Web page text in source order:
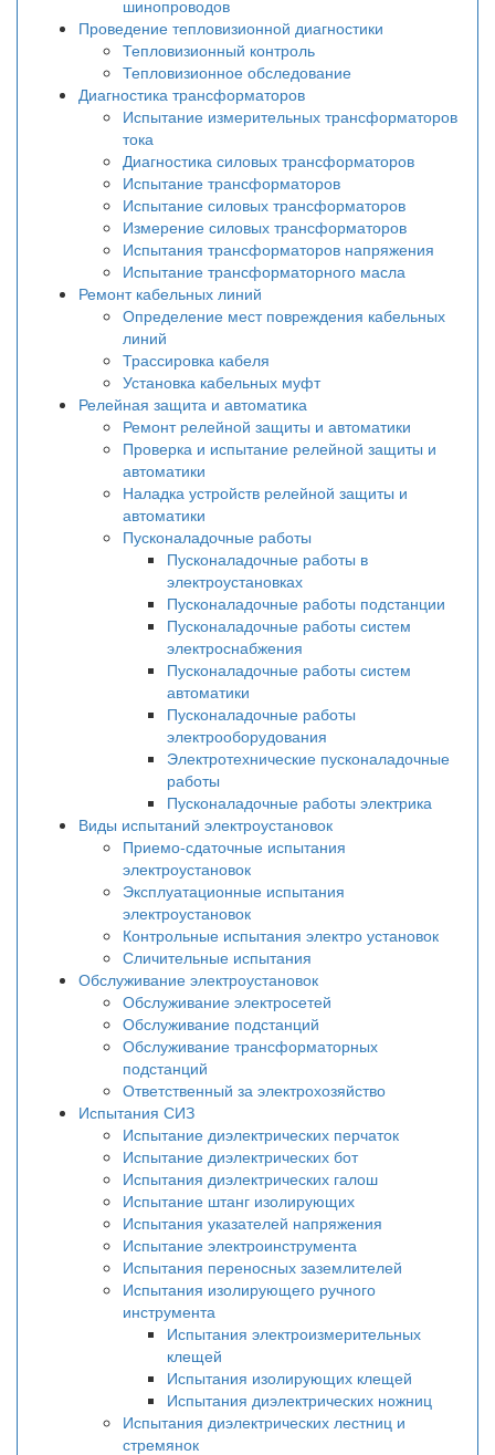
шинопроводов
Проведение тепловизионной диагностики
Тепловизионный контроль
Тепловизионное обследование
Диагностика трансформаторов
Испытание измерительных трансформаторов
тока
Диагностика силовых трансформаторов
Испытание трансформаторов
Испытание силовых трансформаторов
Измерение силовых трансформаторов
Испытания трансформаторов напряжения
Испытание трансформаторного масла
Ремонт кабельных линий
Определение мест повреждения кабельных
линий
Трассировка кабеля
Установка кабельных муфт
Релейная защита и автоматика
Ремонт релейной защиты и автоматики
Проверка и испытание релейной защиты и
автоматики
Наладка устройств релейной защиты и
автоматики
Пусконаладочные работы
Пусконаладочные работы в
электроустановках
Пусконаладочные работы подстанции
Пусконаладочные работы систем
электроснабжения
Пусконаладочные работы систем
автоматики
Пусконаладочные работы
электрооборудования
Электротехнические пусконаладочные
работы
Пусконаладочные работы электрика
Виды испытаний электроустановок
Приемо-сдаточные испытания
электроустановок
Эксплуатационные испытания
электроустановок
Контрольные испытания электро установок
Сличительные испытания
Обслуживание электроустановок
Обслуживание электросетей
Обслуживание подстанций
Обслуживание трансформаторных
подстанций
Ответственный за электрохозяйство
Испытания СИЗ
Испытание диэлектрических перчаток
Испытание диэлектрических бот
Испытания диэлектрических галош
Испытание штанг изолирующих
Испытания указателей напряжения
Испытание электроинструмента
Испытания переносных заземлителей
Испытания изолирующего ручного
инструмента
Испытания электроизмерительных
клещей
Испытания изолирующих клещей
Испытания диэлектрических ножниц
Испытания диэлектрических лестниц и
стремянок